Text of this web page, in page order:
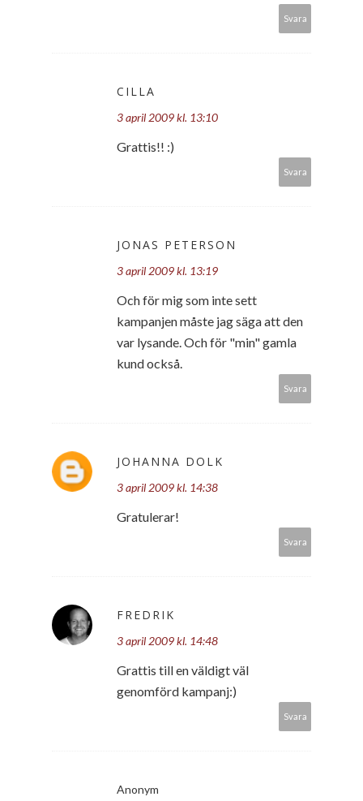
Svara
CILLA
3 april 2009 kl. 13:10
Grattis!! :)
Svara
JONAS PETERSON
3 april 2009 kl. 13:19
Och för mig som inte sett
kampanjen måste jag säga att den
var lysande. Och för "min" gamla
kund också.
Svara
JOHANNA DOLK
3 april 2009 kl. 14:38
Gratulerar!
Svara
FREDRIK
3 april 2009 kl. 14:48
Grattis till en väldigt väl
genomförd kampanj:)
Svara
Anonym